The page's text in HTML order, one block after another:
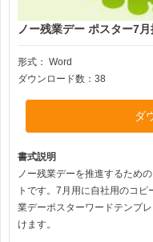
ノー残業デー ポスター7
形式： Word
ダウンロード数：38
ダ
書式説明
ノー残業デーを推進するため
トです。7月用に自社用のコ
業デーポスターワードテンプ
けます。